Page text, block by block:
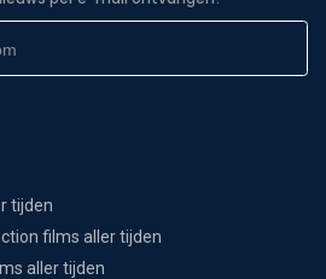
tijden
films aller tijden
aller tijden